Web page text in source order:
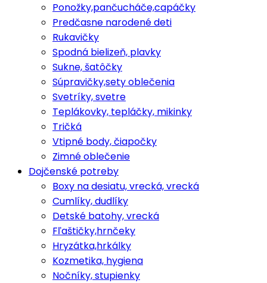
Ponožky,pančucháče,capáčky
Predčasne narodené deti
Rukavičky
Spodná bielizeň, plavky
Sukne, šatôčky
Súpravičky,sety oblečenia
Svetríky, svetre
Teplákovky, tepláčky, mikinky
Tričká
Vtipné body, čiapočky
Zimné oblečenie
Dojčenské potreby
Boxy na desiatu, vrecká, vrecká
Cumlíky, dudlíky
Detské batohy, vrecká
Fľaštičky,hrnčeky
Hryzátka,hrkálky
Kozmetika, hygiena
Nočníky, stupienky